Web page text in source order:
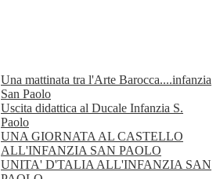
Una mattinata tra l'Arte Barocca....infanzia
San Paolo
Uscita didattica al Ducale Infanzia S.
Paolo
UNA GIORNATA AL CASTELLO
ALL'INFANZIA SAN PAOLO
UNITA' D'TALIA ALL'INFANZIA SAN